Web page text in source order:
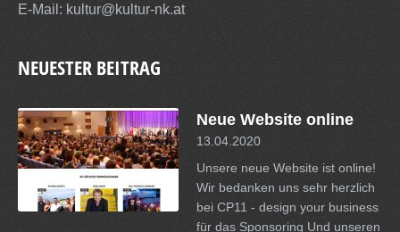
E-Mail: kultur@kultur-nk.at
NEUESTER BEITRAG
Neue Website online
13.04.2020
Unsere neue Website ist online!
Wir bedanken uns sehr herzlich
bei CP11 - design your business
für das Sponsoring Und unseren